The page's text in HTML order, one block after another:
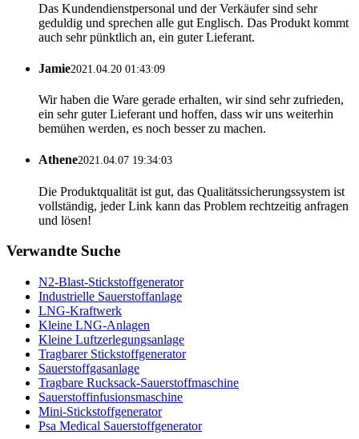
Das Kundendienstpersonal und der Verkäufer sind sehr
geduldig und sprechen alle gut Englisch. Das Produkt kommt
auch sehr pünktlich an, ein guter Lieferant.
Jamie2021.04.20 01:43:09
Wir haben die Ware gerade erhalten, wir sind sehr zufrieden,
ein sehr guter Lieferant und hoffen, dass wir uns weiterhin
bemühen werden, es noch besser zu machen.
Athene2021.04.07 19:34:03
Die Produktqualität ist gut, das Qualitätssicherungssystem ist
vollständig, jeder Link kann das Problem rechtzeitig anfragen
und lösen!
Verwandte Suche
N2-Blast-Stickstoffgenerator
Industrielle Sauerstoffanlage
LNG-Kraftwerk
Kleine LNG-Anlagen
Kleine Luftzerlegungsanlage
Tragbarer Stickstoffgenerator
Sauerstoffgasanlage
Tragbare Rucksack-Sauerstoffmaschine
Sauerstoffinfusionsmaschine
Mini-Stickstoffgenerator
Psa Medical Sauerstoffgenerator